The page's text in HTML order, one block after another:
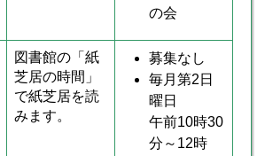
の会
図書館の「紙
芝居の時間」
で紙芝居を読
みます。
募集なし
毎月第2日
曜日
午前10時30
分～12時